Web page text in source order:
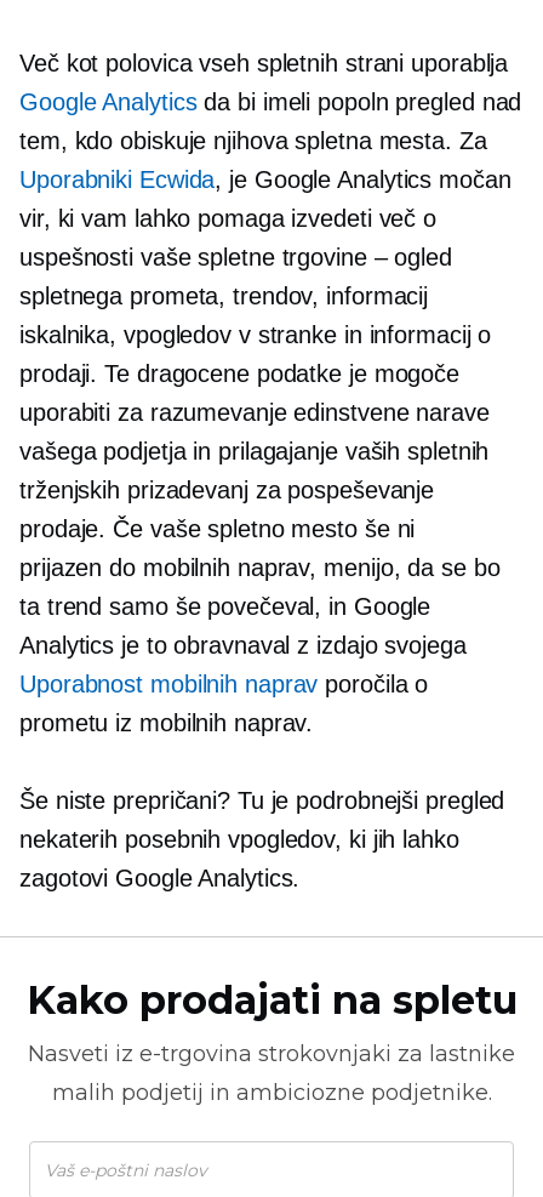
Več kot polovica vseh spletnih strani uporablja
Google Analyticsda bi imeli popoln pregled nad
tem, kdo obiskuje njihova spletna mesta. Za
Uporabniki Ecwida, je Google Analytics močan
vir, ki vam lahko pomaga izvedeti več o
uspešnosti vaše spletne trgovine – ogled
spletnega prometa, trendov, informacij
iskalnika, vpogledov v stranke in informacij o
prodaji. Te dragocene podatke je mogoče
uporabiti za razumevanje edinstvene narave
vašega podjetja in prilagajanje vaših spletnih
trženjskih prizadevanj za pospeševanje
prodaje. Če vaše spletno mesto še ni
prijazen do mobilnih naprav, menijo, da se bo
ta trend samo še povečeval, in Google
Analytics je to obravnaval z izdajo svojega
Uporabnost mobilnih naprav poročila o
prometu iz mobilnih naprav.
Še niste prepričani? Tu je podrobnejši pregled
nekaterih posebnih vpogledov, ki jih lahko
zagotovi Google Analytics.
Kako prodajati na spletu
Nasveti iz e-trgovina strokovnjaki za lastnike
malih podjetij in ambiciozne podjetnike.